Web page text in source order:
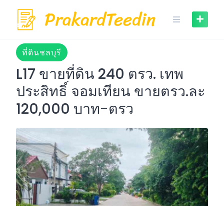
content
ที่ดินชลบุรี
L17 ขายที่ดิน 240 ตรว. เทพ
ประสิทธิ์ จอมเทียน ขายตรว.ละ
120,000 บาท-ตรว